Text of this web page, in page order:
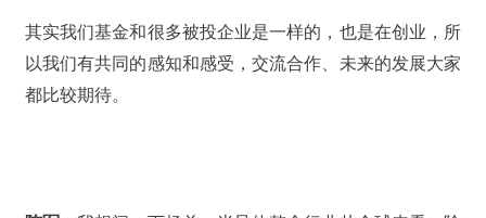
其实我们基金和很多被投企业是一样的，也是在创业，所
以我们有共同的感知和感受，交流合作、未来的发展大家
都比较期待。